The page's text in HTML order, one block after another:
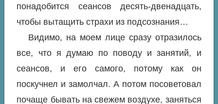
понадобится сеансов десять-двенадцать,
чтобы вытащить страхи из подсознания…
Видимо, на моем лице сразу отразилось
все, что я думаю по поводу и занятий, и
сеансов, и его самого, потому как он
поскучнел и замолчал. А потом посоветовал
почаще бывать на свежем воздухе, заняться